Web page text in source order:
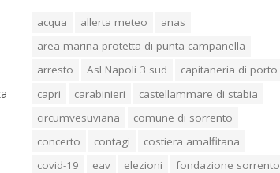
acqua allerta meteo
anas
area marina protetta di punta campanella
arresto
Asl Napoli 3 sud
capitaneria di porto
capri
carabinieri
castellammare di stabia
circumvesuviana
comune di sorrento
concerto
contagi
costiera amalfitana
covid-19
eav elezioni
fondazione sorrento